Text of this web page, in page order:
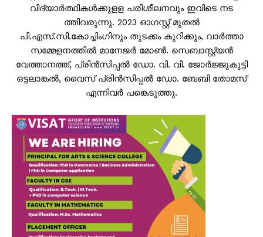
വിദ്യാർത്ഥികൾക്കുളള പരിശീലനവും ഇവിടെ നട
ത്തിവരുന്നു. 2023 ഓഗസ്റ്റ് മുതൽ
പി.എസ്.സി.കോച്ചിംഗിനും തുടക്കം കുറിക്കും, വാർത്താ
സമ്മേളനത്തിൽ മാനേജർ മോൺ. സെബാസ്റ്റ്യൻ
വേത്താനത്ത്, പ്രിൻസിപ്പൽ ഡോ. വി. വി. ജോർജ്ജുകുട്ടി
ഒട്ടലാങ്കൽ, വൈസ് പ്രിൻസിപ്പൽ ഡോ. ബേബി തോമസ്
എന്നിവർ പങ്കെടുത്തു.